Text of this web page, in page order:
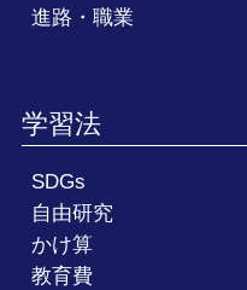
進路・職業
学習法
SDGs
自由研究
かけ算
教育費